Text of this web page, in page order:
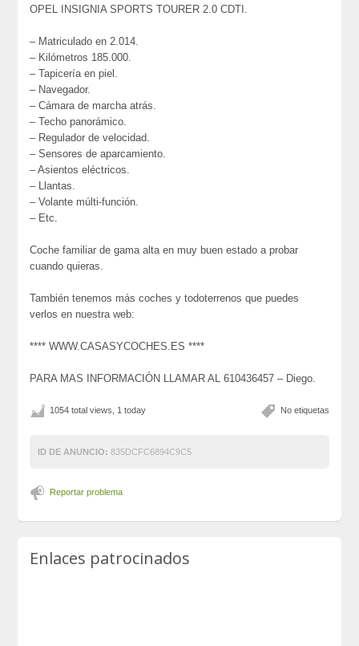
OPEL INSIGNIA SPORTS TOURER 2.0 CDTI.
– Matriculado en 2.014.
– Kilómetros 185.000.
– Tapicería en piel.
– Navegador.
– Cámara de marcha atrás.
– Techo panorámico.
– Regulador de velocidad.
– Sensores de aparcamiento.
– Asientos eléctricos.
– Llantas.
– Volante múlti-función.
– Etc.
Coche familiar de gama alta en muy buen estado a probar
cuando quieras.
También tenemos más coches y todoterrenos que puedes
verlos en nuestra web:
**** WWW.CASASYCOCHES.ES ****
PARA MAS INFORMACIÓN LLAMAR AL 610436457 – Diego.
No etiquetas
1054 total views, 1 today
ID DE ANUNCIO: 835DCFC6894C9C5
Reportar problema
Enlaces patrocinados